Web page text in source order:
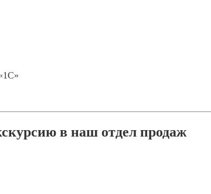
в наш отдел продаж